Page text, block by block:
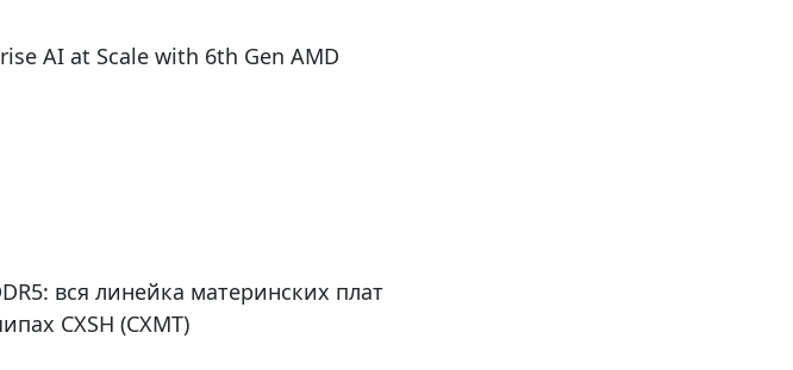
AI at Scale with 6th Gen AMD
вся линейка материнских плат
CXSH (CXMT)